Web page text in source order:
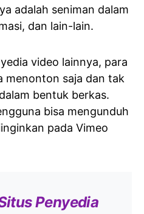
adalah seniman dalam
dan lain-lain.
video lainnya, para
menonton saja dan tak
bentuk berkas.
bisa mengunduh
pada Vimeo
Penyedia